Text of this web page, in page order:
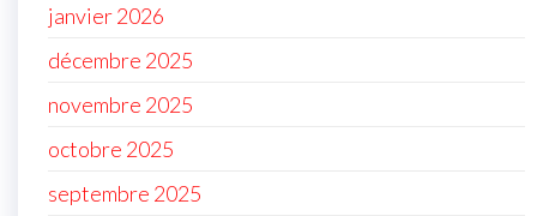
janvier 2026
décembre 2025
novembre 2025
octobre 2025
septembre 2025